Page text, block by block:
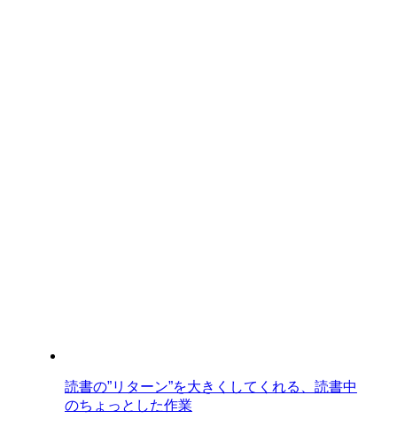
読書の”リターン”を大きくしてくれる、読書中
のちょっとした作業